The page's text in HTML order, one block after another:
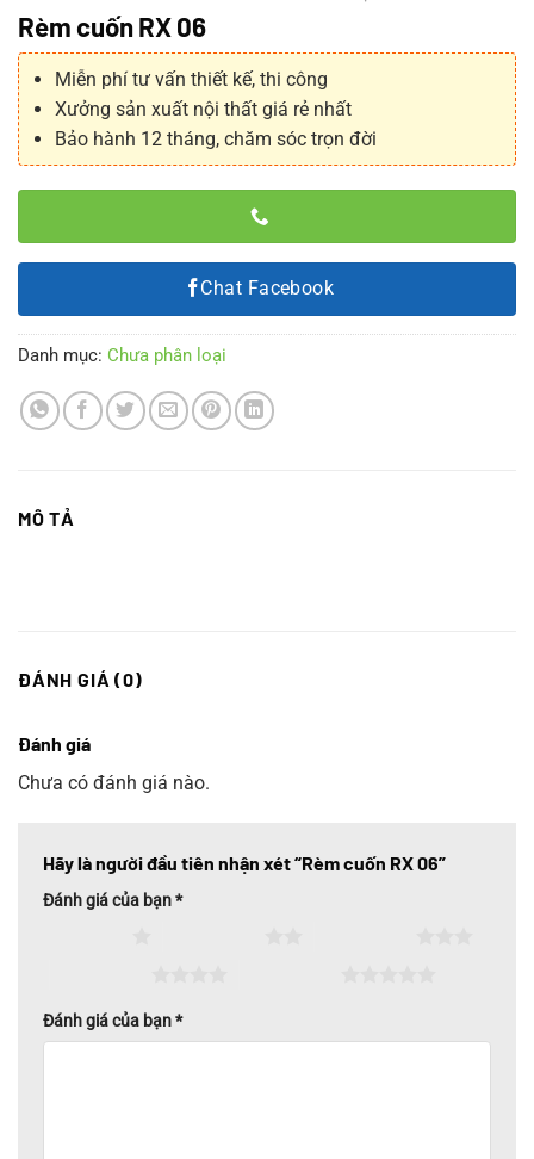
Rèm cuốn RX 06
Miễn phí tư vấn thiết kế, thi công
Xưởng sản xuất nội thất giá rẻ nhất
Bảo hành 12 tháng, chăm sóc trọn đời
Chat Facebook
Danh mục: Chưa phân loại
MÔ TẢ
ĐÁNH GIÁ (0)
Đánh giá
Chưa có đánh giá nào.
Hãy là người đầu tiên nhận xét “Rèm cuốn RX 06”
Đánh giá của bạn*
Đánh giá của bạn*